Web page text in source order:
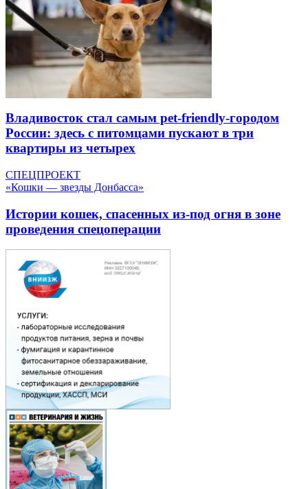
Владивосток стал самым pet-friendly-городом
России: здесь с питомцами пускают в три
квартиры из четырех
СПЕЦПРОЕКТ
«Кошки — звезды Донбасса»
Истории кошек, спасенных из-под огня в зоне
проведения спецоперации